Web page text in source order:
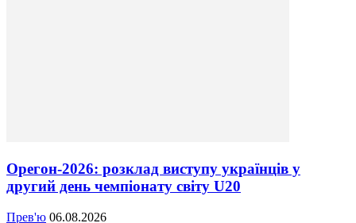
Орегон-2026: розклад виступу українців у
другий день чемпіонату світу U20
Прев'ю 06.08.2026